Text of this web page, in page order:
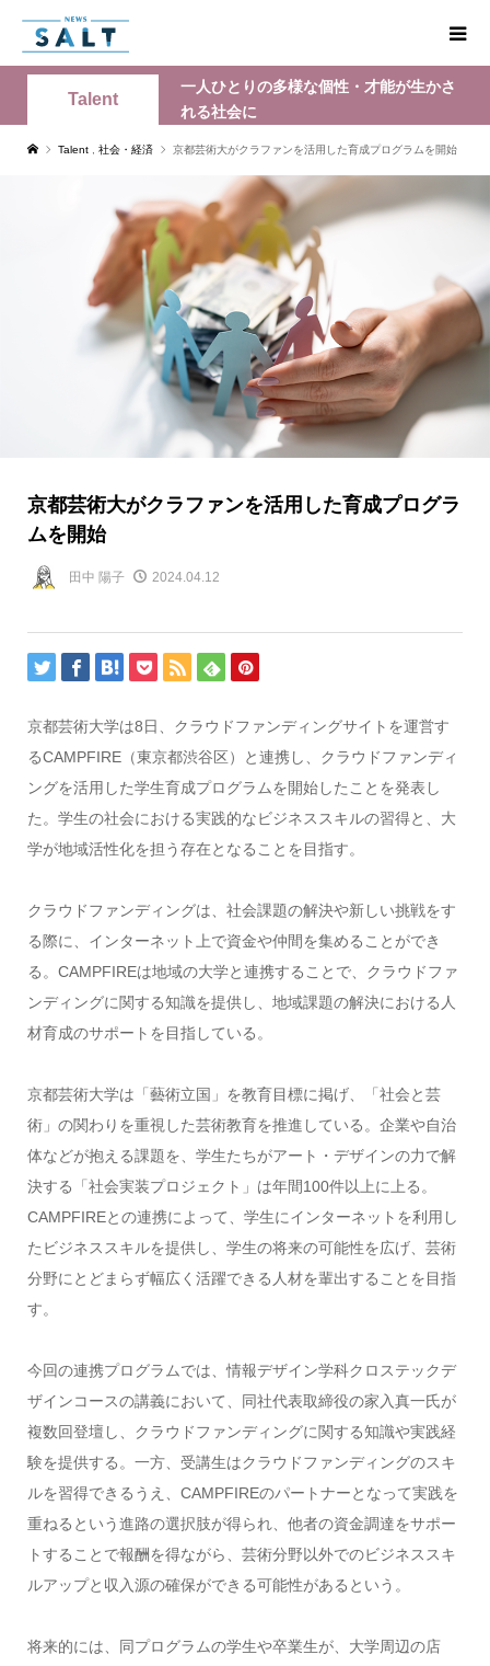
Talent
一人ひとりの多様な個性・才能が生かさ
れる社会に
Talent 社会・経済 京都芸術大がクラファンを活用した育成プログラムを開始
京都芸術大がクラファンを活用した育成プログラ
ムを開始
田中 陽子 2024.04.12
京都芸術大学は8日、クラウドファンディングサイトを運営す
るCAMPFIRE（東京都渋谷区）と連携し、クラウドファンディ
ングを活用した学生育成プログラムを開始したことを発表し
た。学生の社会における実践的なビジネススキルの習得と、大
学が地域活性化を担う存在となることを目指す。
クラウドファンディングは、社会課題の解決や新しい挑戦をす
る際に、インターネット上で資金や仲間を集めることができ
る。 CAMPFIREは地域の大学と連携することで、クラウドファ
ンディングに関する知識を提供し、地域課題の解決における人
材育成のサポートを目指している。
京都芸術大学は「藝術立国」を教育目標に掲げ、「社会と芸
術」の関わりを重視した芸術教育を推進している。企業や自治
体などが抱える課題を、学生たちがアート・デザインの力で解
決する「社会実装プロジェクト」は年間100件以上に上る。
CAMPFIREとの連携によって、学生にインターネットを利用し
たビジネススキルを提供し、学生の将来の可能性を広げ、芸術
分野にとどまらず幅広く活躍できる人材を輩出することを目指
す。
今回の連携プログラムでは、情報デザイン学科クロステックデ
ザインコースの講義において、同社代表取締役の家入真一氏が
複数回登壇し、クラウドファンディングに関する知識や実践経
験を提供する。一方、受講生はクラウドファンディングのスキ
ルを習得できるうえ、 CAMPFIREのパートナーとなって実践を
重ねるという進路の選択肢が得られ、他者の資金調達をサポー
トすることで報酬を得ながら、芸術分野以外でのビジネススキ
ルアップと収入源の確保ができる可能性があるという。
将来的には、同プログラムの学生や卒業生が、大学周辺の店